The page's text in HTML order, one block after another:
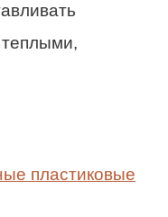
пластиковые